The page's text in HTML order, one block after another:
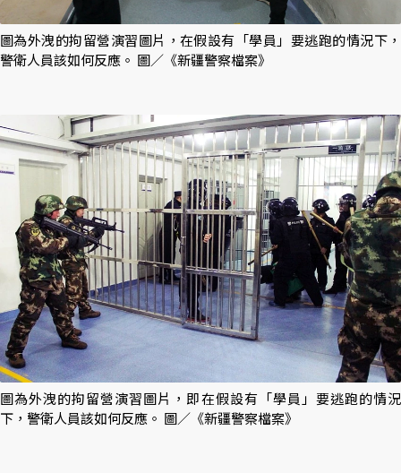
圖為外洩的拘留營演習圖片，在假設有「學員」要逃跑的情況下，
警衛人員該如何反應。 圖／《新疆警察檔案》
圖為外洩的拘留營演習圖片，即在假設有「學員」要逃跑的情況
下，警衛人員該如何反應。 圖／《新疆警察檔案》